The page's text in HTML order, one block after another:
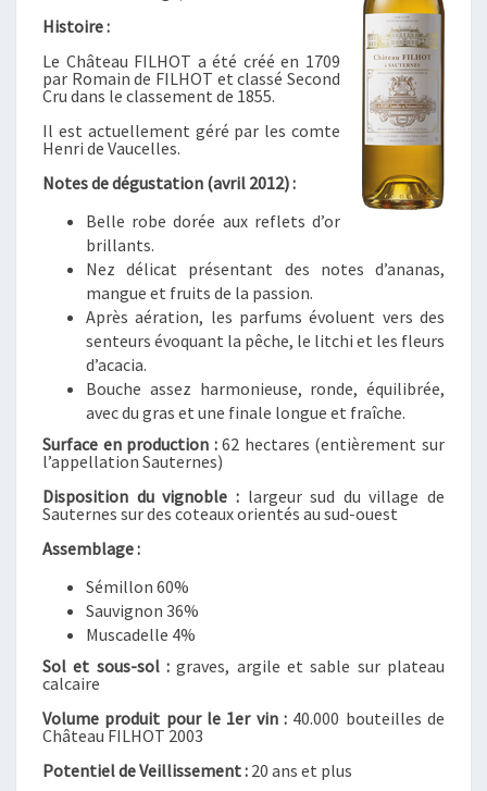
0
0
–
A
N
S
Histoire :
Le Château FILHOT a été créé en 1709
par Romain de FILHOT et classé Second
Cru dans le classement de 1855.
Il est actuellement géré par les comte
Henri de Vaucelles.
Notes de dégustation (avril 2012) :
Belle robe dorée aux reflets d’or
brillants.
Nez délicat présentant des notes d’ananas,
mangue et fruits de la passion.
Après aération, les parfums évoluent vers des
senteurs évoquant la pêche, le litchi et les fleurs
d’acacia.
Bouche assez harmonieuse, ronde, équilibrée,
avec du gras et une finale longue et fraîche.
Surface en production :62 hectares (entièrement sur
l’appellation Sauternes)
Disposition du vignoble :largeur sud du village de
Sauternes sur des coteaux orientés au sud-ouest
Assemblage :
Sémillon 60%
Sauvignon 36%
Muscadelle 4%
Sol et sous-sol : graves, argile et sable sur plateau
calcaire
Volume produit pour le 1er vin : 40.000 bouteilles de
Château FILHOT 2003
Potentiel de Veillissement : 20 ans et plus